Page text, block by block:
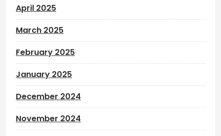
April 2025
March 2025
February 2025
January 2025
December 2024
November 2024